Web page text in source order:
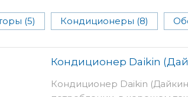
(5) Кондиционеры (8)
Кондиционер Daikin
Кондиционер Daikin